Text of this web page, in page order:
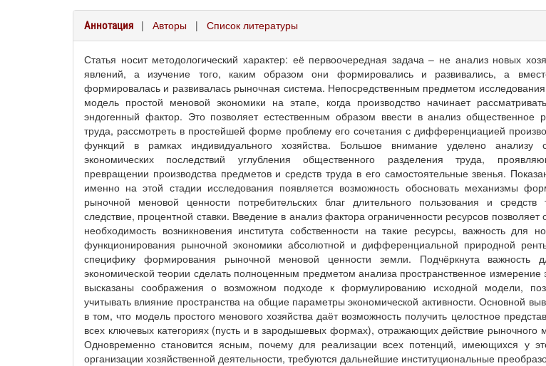
Аннотация | Авторы | Список литературы
Статья носит методологический характер: её первоочередная задача – не анализ новых
явлений, а изучение того, каким образом они формировались и развивались, а
формировалась и развивалась рыночная система. Непосредственным предметом исследования
модель простой меновой экономики на этапе, когда производство начинает
эндогенный фактор. Это позволяет естественным образом ввести в анализ общественное
труда, рассмотреть в простейшей форме проблему его сочетания с дифференциацией
функций в рамках индивидуального хозяйства. Большое внимание уделено анализу
экономических последствий углубления общественного разделения труда,
превращении производства предметов и средств труда в его самостоятельные звенья.
именно на этой стадии исследования появляется возможность обосновать механизмы
рыночной меновой ценности потребительских благ длительного пользования и средств
следствие, процентной ставки. Введение в анализ фактора ограниченности ресурсов позволяет
необходимость возникновения института собственности на такие ресурсы, важность для
функционирования рыночной экономики абсолютной и дифференциальной природной
специфику формирования рыночной меновой ценности земли. Подчёркнута важность
экономической теории сделать полноценным предметом анализа пространственное измерение
высказаны соображения о возможном подходе к формулированию исходной модели,
учитывать влияние пространства на общие параметры экономической активности. Основной
в том, что модель простого менового хозяйства даёт возможность получить целостное
всех ключевых категориях (пусть и в зародышевых формах), отражающих действие рыночного
Одновременно становится ясным, почему для реализации всех потенций, имеющихся у
организации хозяйственной деятельности, требуются дальнейшие институциональные